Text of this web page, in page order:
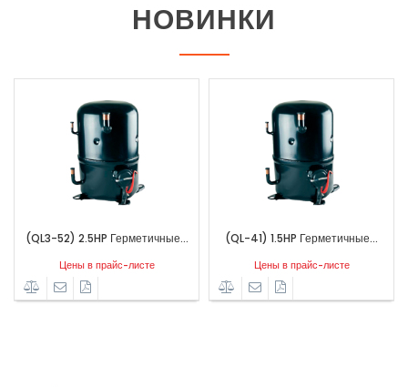
НОВИНКИ
(QL3-52) 2.5HP Герметичные...
Цены в прайс-листе
(QL-41) 1.5HP Герметичные...
Цены в прайс-листе